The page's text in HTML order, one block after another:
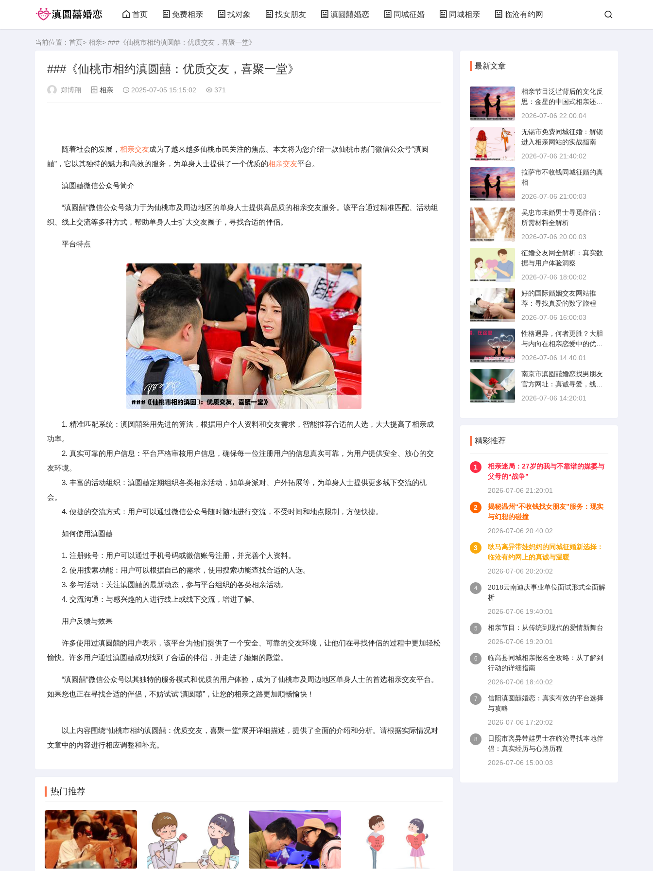
首页 免费相亲 找对象 找女朋友 滇圆囍婚恋 同城征婚 同城相亲 临沧有约网
当前位置： 首页> 相亲> ###《仙桃市相约滇圆囍：优质交友，喜聚一堂》
###《仙桃市相约滇圆囍：优质交友，喜聚一堂》
郑博翔 相亲 2025-07-05 15:15:02 371
随着社会的发展， 相亲交友成为了越来越多仙桃市民关注的焦点。本文将为您介绍一款仙桃市热门微信公众号“滇圆
囍”，它以其独特的魅力和高效的服务，为单身人士提供了一个优质的相亲交友平台。
滇圆囍微信公众号简介
“滇圆囍”微信公众号致力于为仙桃市及周边地区的单身人士提供高品质的相亲交友服务。该平台通过精准匹配、活动组
织、线上交流等多种方式，帮助单身人士扩大交友圈子，寻找合适的伴侣。
平台特点
1. 精准匹配系统：滇圆囍采用先进的算法，根据用户个人资料和交友需求，智能推荐合适的人选，大大提高了相亲成
功率。
2. 真实可靠的用户信息：平台严格审核用户信息，确保每一位注册用户的信息真实可靠，为用户提供安全、放心的交
友环境。
3. 丰富的活动组织：滇圆囍定期组织各类相亲活动，如单身派对、户外拓展等，为单身人士提供更多线下交流的机
会。
4. 便捷的交流方式：用户可以通过微信公众号随时随地进行交流，不受时间和地点限制，方便快捷。
如何使用滇圆囍
1. 注册账号：用户可以通过手机号码或微信账号注册，并完善个人资料。
2. 使用搜索功能：用户可以根据自己的需求，使用搜索功能查找合适的人选。
3. 参与活动：关注滇圆囍的最新动态，参与平台组织的各类相亲活动。
4. 交流沟通：与感兴趣的人进行线上或线下交流，增进了解。
用户反馈与效果
许多使用过滇圆囍的用户表示，该平台为他们提供了一个安全、可靠的交友环境，让他们在寻找伴侣的过程中更加轻松
愉快。许多用户通过滇圆囍成功找到了合适的伴侣，并走进了婚姻的殿堂。
“滇圆囍”微信公众号以其独特的服务模式和优质的用户体验，成为了仙桃市及周边地区单身人士的首选相亲交友平台。
如果您也正在寻找合适的伴侣，不妨试试“滇圆囍”，让您的相亲之路更加顺畅愉快！
以上内容围绕“仙桃市相约滇圆囍：优质交友，喜聚一堂”展开详细描述，提供了全面的介绍和分析。请根据实际情况对
文章中的内容进行相应调整和补充。
热门推荐
最新文章
相亲节目泛滥背后的文化反
思：金星的中国式相亲还能
否保持其“完美”
2026-07-06 22:00:04
无锡市免费同城征婚：解锁
进入相亲网站的实战指南
2026-07-06 21:40:02
拉萨市不收钱同城征婚的真
相
2026-07-06 21:00:03
吴忠市未婚男士寻觅伴侣：
所需材料全解析
2026-07-06 20:00:03
征婚交友网全解析：真实数
据与用户体验洞察
2026-07-06 18:00:02
好的国际婚姻交友网站推
荐：寻找真爱的数字旅程
2026-07-06 16:00:03
性格迥异，何者更胜？大胆
与内向在相亲恋爱中的优势
分析
2026-07-06 14:40:01
南京市滇圆囍婚恋找男朋友
官方网址：真诚寻爱，线上
启航
2026-07-06 14:20:01
精彩推荐
1
相亲迷局：27岁的我与不靠谱的媒婆与
父母的“战争”
2026-07-06 21:20:01
2
揭秘温州“不收钱找女朋友”服务：现实
与幻想的碰撞
2026-07-06 20:40:02
3
耿马离异带娃妈妈的同城征婚新选择：
临沧有约网上的真诚与温暖
2026-07-06 20:20:02
4
2018云南迪庆事业单位面试形式全面解
析
2026-07-06 19:40:01
5
相亲节目：从传统到现代的爱情新舞台
2026-07-06 19:20:01
6
临高县同城相亲报名全攻略：从了解到
行动的详细指南
2026-07-06 18:40:02
7
信阳滇圆囍婚恋：真实有效的平台选择
与攻略
2026-07-06 17:20:02
8
日照市离异带娃男士在临沧寻找本地伴
侣：真实经历与心路历程
2026-07-06 15:00:03